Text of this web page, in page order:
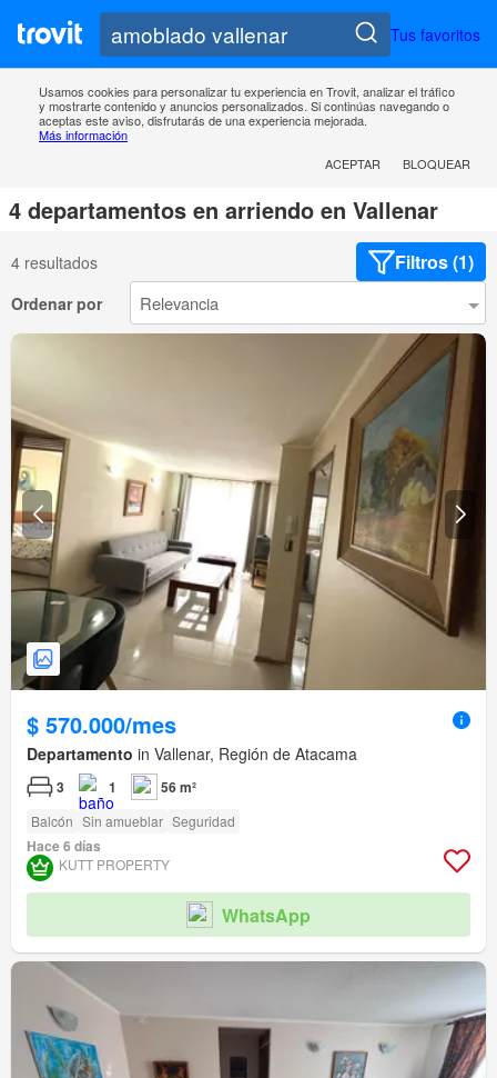
Tus favoritos
Usamos cookies para personalizar tu experiencia en Trovit, analizar el tráfico
y mostrarte contenido y anuncios personalizados. Si continúas navegando o
aceptas este aviso, disfrutarás de una experiencia mejorada.
Más información
ACEPTAR
BLOQUEAR
4 departamentos en arriendo en Vallenar
4 resultados Filtros (1)
Ordenar por
$ 570.000/mes
Departamento in Vallenar, Región de Atacama
3 1 56 m²
Balcón Sin amueblar Seguridad
Hace 6 días
KUTT PROPERTY
WhatsApp